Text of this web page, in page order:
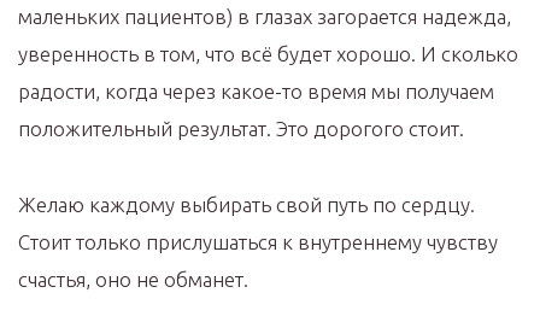
маленьких пациентов) в глазах загорается надежда,
уверенность в том, что всё будет хорошо. И сколько
радости, когда через какое-то время мы получаем
положительный результат. Это дорогого стоит.
Желаю каждому выбирать свой путь по сердцу.
Стоит только прислушаться к внутреннему чувству
счастья, оно не обманет.